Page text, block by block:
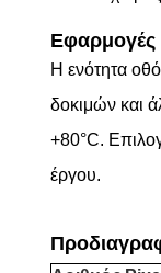
Εφαρμογές
Η ενότητα
δοκιμών και
+80°C.
έργου.